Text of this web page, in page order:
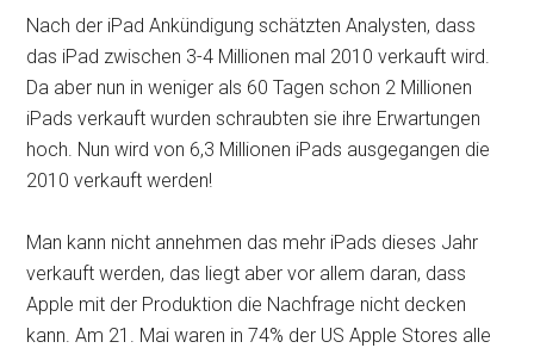
Nach der iPad Ankündigung schätzten Analysten, dass
das iPad zwischen 3-4 Millionen mal 2010 verkauft wird.
Da aber nun in weniger als 60 Tagen schon 2 Millionen
iPads verkauft wurden schraubten sie ihre Erwartungen
hoch. Nun wird von 6,3 Millionen iPads ausgegangen die
2010 verkauft werden!
Man kann nicht annehmen das mehr iPads dieses Jahr
verkauft werden, das liegt aber vor allem daran, dass
Apple mit der Produktion die Nachfrage nicht decken
kann. Am 21. Mai waren in 74% der US Apple Stores alle